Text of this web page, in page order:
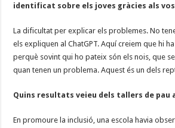
identificat sobre els joves gràcies als
La dificultat per explicar els problemes. No
els expliquen al ChatGPT. Aquí creiem que hi
perquè sovint qui ho pateix són els nois, que
quan tenen un problema. Aquest és un dels
Quins resultats veieu dels tallers de pau
En promoure la inclusió, una escola havia